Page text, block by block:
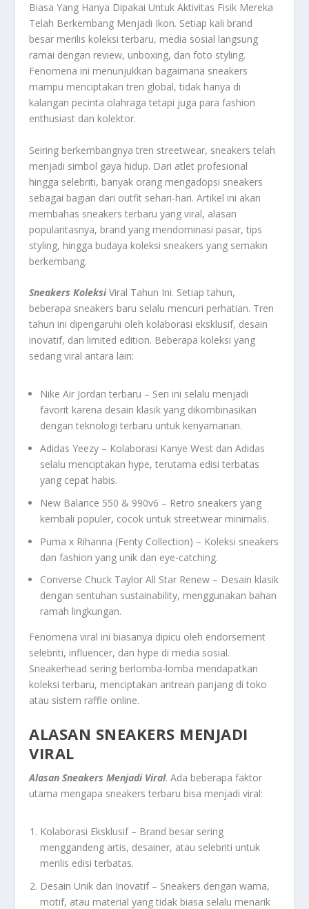
Biasa Yang Hanya Dipakai Untuk Aktivitas Fisik Mereka
Telah Berkembang Menjadi Ikon. Setiap kali brand
besar merilis koleksi terbaru, media sosial langsung
ramai dengan review, unboxing, dan foto styling.
Fenomena ini menunjukkan bagaimana sneakers
mampu menciptakan tren global, tidak hanya di
kalangan pecinta olahraga tetapi juga para fashion
enthusiast dan kolektor.
Seiring berkembangnya tren streetwear, sneakers telah
menjadi simbol gaya hidup. Dari atlet profesional
hingga selebriti, banyak orang mengadopsi sneakers
sebagai bagian dari outfit sehari-hari. Artikel ini akan
membahas sneakers terbaru yang viral, alasan
popularitasnya, brand yang mendominasi pasar, tips
styling, hingga budaya koleksi sneakers yang semakin
berkembang.
Sneakers KoleksiViral Tahun Ini. Setiap tahun,
beberapa sneakers baru selalu mencuri perhatian. Tren
tahun ini dipengaruhi oleh kolaborasi eksklusif, desain
inovatif, dan limited edition. Beberapa koleksi yang
sedang viral antara lain:
Nike Air Jordan terbaru – Seri ini selalu menjadi
favorit karena desain klasik yang dikombinasikan
dengan teknologi terbaru untuk kenyamanan.
Adidas Yeezy – Kolaborasi Kanye West dan Adidas
selalu menciptakan hype, terutama edisi terbatas
yang cepat habis.
New Balance 550 & 990v6 – Retro sneakers yang
kembali populer, cocok untuk streetwear minimalis.
Puma x Rihanna (Fenty Collection) – Koleksi sneakers
dan fashion yang unik dan eye-catching.
Converse Chuck Taylor All Star Renew – Desain klasik
dengan sentuhan sustainability, menggunakan bahan
ramah lingkungan.
Fenomena viral ini biasanya dipicu oleh endorsement
selebriti, influencer, dan hype di media sosial.
Sneakerhead sering berlomba-lomba mendapatkan
koleksi terbaru, menciptakan antrean panjang di toko
atau sistem raffle online.
ALASAN SNEAKERS MENJADI
VIRAL
Alasan Sneakers Menjadi Viral. Ada beberapa faktor
utama mengapa sneakers terbaru bisa menjadi viral:
Kolaborasi Eksklusif – Brand besar sering
menggandeng artis, desainer, atau selebriti untuk
merilis edisi terbatas.
Desain Unik dan Inovatif – Sneakers dengan warna,
motif, atau material yang tidak biasa selalu menarik